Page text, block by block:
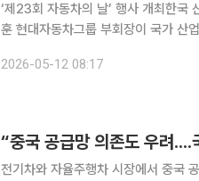
‘제23회 자동차의 날’ 행사 개최한국
훈 현대자동차그룹 부회장이 국가 산
동차산업협동조합(KAICA)이 공동 주
2026-05-12 08:17
“중국 공급망 의존도 우려
전기차와 자율주행차 시장에서 중국